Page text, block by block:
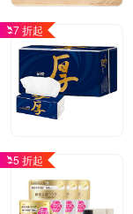
7 折起
5 折起